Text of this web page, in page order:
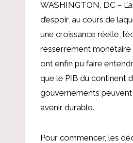
WASHINGTON, DC –
d’espoir, au cours de
une croissance réelle,
resserrement monétaire
ont enfin pu faire
que le PIB du continent
gouvernements peuvent
avenir durable.
Pour commencer, les